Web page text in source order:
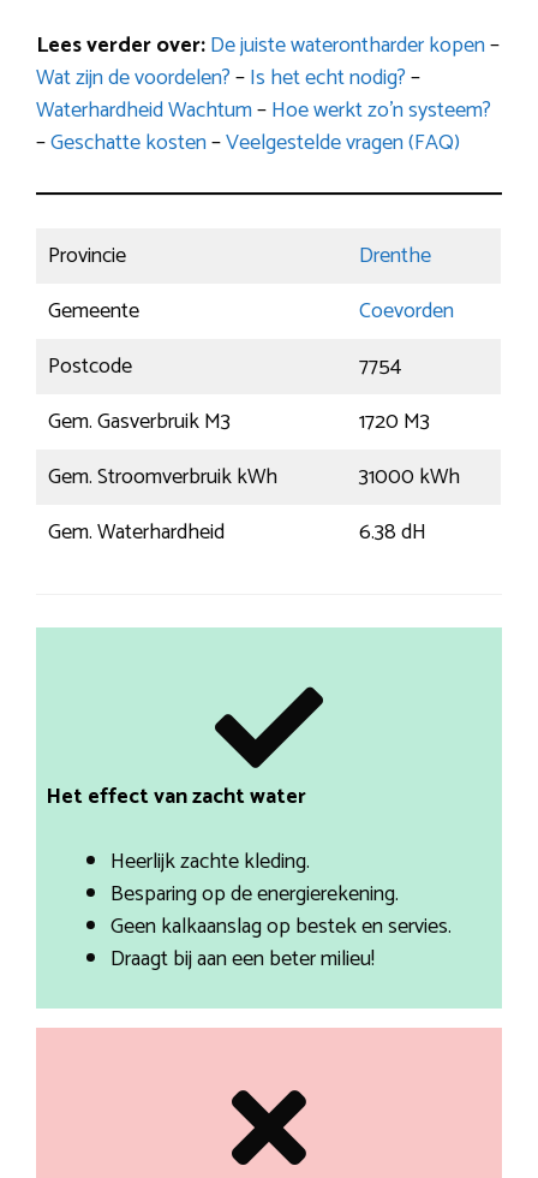
Lees verder over:De juiste waterontharder kopen–
Wat zijn de voordelen?–Is het echt nodig?–
Waterhardheid Wachtum–Hoe werkt zo’n systeem?
–Geschatte kosten–Veelgestelde vragen (FAQ)
Provincie
Drenthe
Gemeente
Coevorden
Postcode
7754
Gem. Gasverbruik M3
1720 M3
Gem. Stroomverbruik kWh
31000 kWh
Gem. Waterhardheid
6.38 dH
Het effect van zacht water
Heerlijk zachte kleding.
Besparing op de energierekening.
Geen kalkaanslag op bestek en servies.
Draagt bij aan een beter milieu!